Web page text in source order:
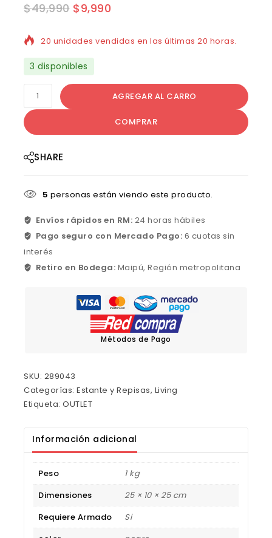
$49,990 $9,990
20 unidades vendidas en las últimas 20 horas.
3 disponibles
AGREGAR AL CARRO
COMPRAR
SHARE
5 personas están viendo este producto.
Envíos rápidos en RM: 24 horas hábiles
Pago seguro con Mercado Pago: 6 cuotas sin
interés
Retiro en Bodega: Maipú, Región metropolitana
Métodos de Pago
SKU: 289043
Categorías: Estante y Repisas, Living
Etiqueta: OUTLET
Información adicional
Peso
1 kg
Dimensiones
25 × 10 × 25 cm
Requiere Armado
Si